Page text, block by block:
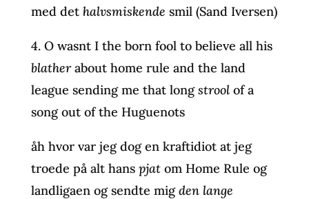
med det halvsmiskende smil (Sand Iversen)
4. O wasnt I the born fool to believe all his
blatherabout home rule and the land
league sending me that longstroolof a
song out of the Huguenots
åh hvor var jeg dog en kraftidiot at jeg
troede på alt hans pjatom Home Rule og
landligaen og sendte migden lange